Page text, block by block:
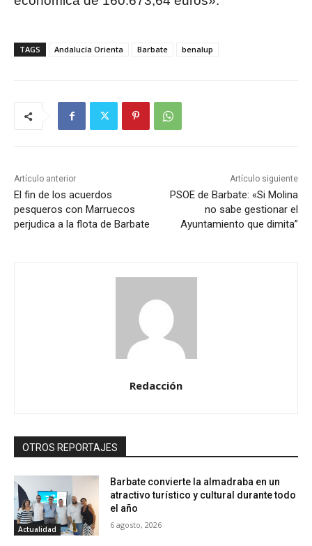
TAGS Andalucía Orienta Barbate benalup
Artículo anterior
El fin de los acuerdos
pesqueros con Marruecos
perjudica a la flota de Barbate
Artículo siguiente
PSOE de Barbate: «Si Molina
no sabe gestionar el
Ayuntamiento que dimita”
Redacción
OTROS REPORTAJES
Actualidad
Barbate convierte la almadraba en un
atractivo turístico y cultural durante todo
el año
6 agosto, 2026